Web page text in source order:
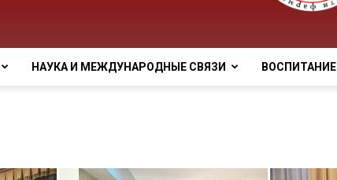
НАУКА И МЕЖДУНАРОДНЫЕ СВЯЗИ ВОСПИТАНИЕ